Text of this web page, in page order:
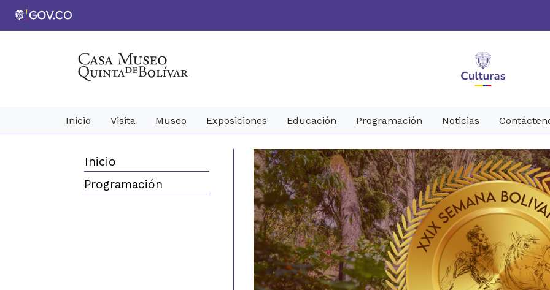
Inicio Visita Museo Exposiciones Educación Programación Noticias
Inicio
Programación